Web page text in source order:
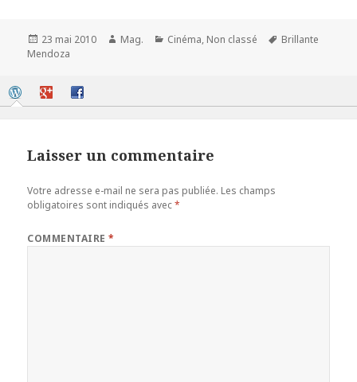
Publié
le
23 mai 2010 Auteur
Mag. Catégories
Cinéma, Non classé
Mots-
Brillante
Mendoza
Laisser un commentaire
Votre adresse e-mail ne sera pas publiée. Les champs
obligatoires sont indiqués avec*
COMMENTAIRE*